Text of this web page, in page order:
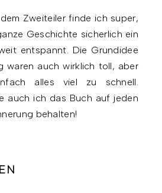
Zweiteiler finde ich super,
Geschichte sicherlich ein
entspannt. Die Grundidee
waren auch wirklich toll, aber
alles viel zu schnell.
auch ich das Buch auf jeden
behalten!